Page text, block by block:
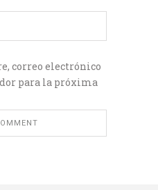
correo electrónico
para la próxima